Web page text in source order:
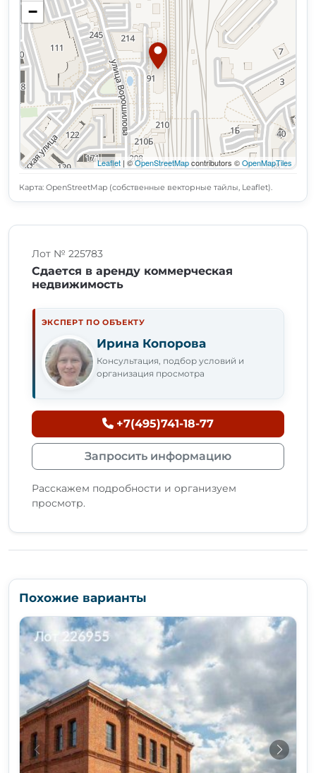
−
Leaflet | ©OpenStreetMapcontributors ©OpenMapTiles
Карта: OpenStreetMap (собственные векторные тайлы, Leaflet).
Лот № 225783
Сдается в аренду коммерческая
недвижимость
ЭКСПЕРТ ПО ОБЪЕКТУ
Ирина Копорова
Консультация, подбор условий и
организация просмотра
+7(495)741-18-77
Запросить информацию
Расскажем подробности и организуем
просмотр.
Похожие варианты